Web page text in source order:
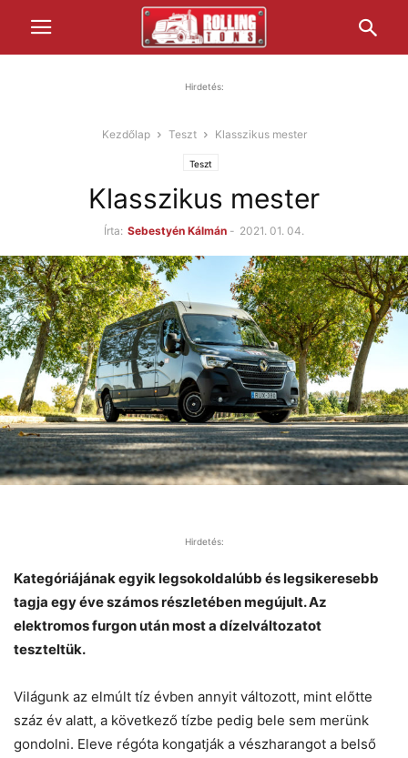
Hirdetés:
Kezdőlap Teszt Klasszikus mester
Teszt
Klasszikus mester
Írta: Sebestyén Kálmán - 2021. 01. 04.
Hirdetés:
Kategóriájának egyik legsokoldalúbb és legsikeresebb
tagja egy éve számos részletében megújult. Az
elektromos furgon után most a dízelváltozatot
teszteltük.
Világunk az elmúlt tíz évben annyit változott, mint előtte
száz év alatt, a következő tízbe pedig bele sem merünk
gondolni. Eleve régóta kongatják a vészharangot a belső